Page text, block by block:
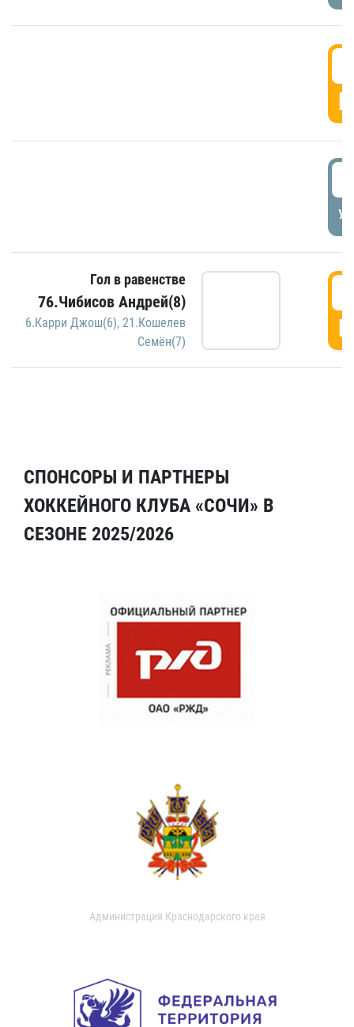
Гол в равенстве
76.Чибисов Андрей(8)
6.Карри Джош(6), 21.Кошелев
Семён(7)
СПОНСОРЫ И ПАРТНЕРЫ
ХОККЕЙНОГО КЛУБА «СОЧИ» В
СЕЗОНЕ 2025/2026
Администрация Краснодарского края